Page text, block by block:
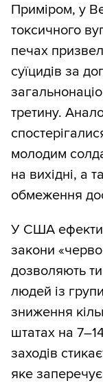
Приміром, у
токсичного
печах
суїцидів за
третину.
молодим
на вихідні, а
обмеження
У США
закони
дозволяють
людей із
зниження
штатах на
заходів
яке